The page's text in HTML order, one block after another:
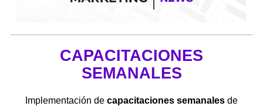
CAPACITACIONES
SEMANALES
Implementación de capacitaciones semanales de